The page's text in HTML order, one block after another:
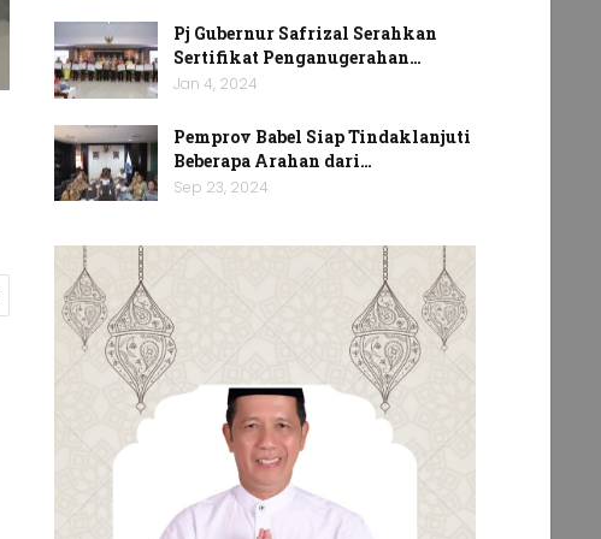
Pj Gubernur Safrizal Serahkan
Sertifikat Penganugerahan…
Jan 4, 2024
Pemprov Babel Siap Tindaklanjuti
Beberapa Arahan dari…
Sep 23, 2024